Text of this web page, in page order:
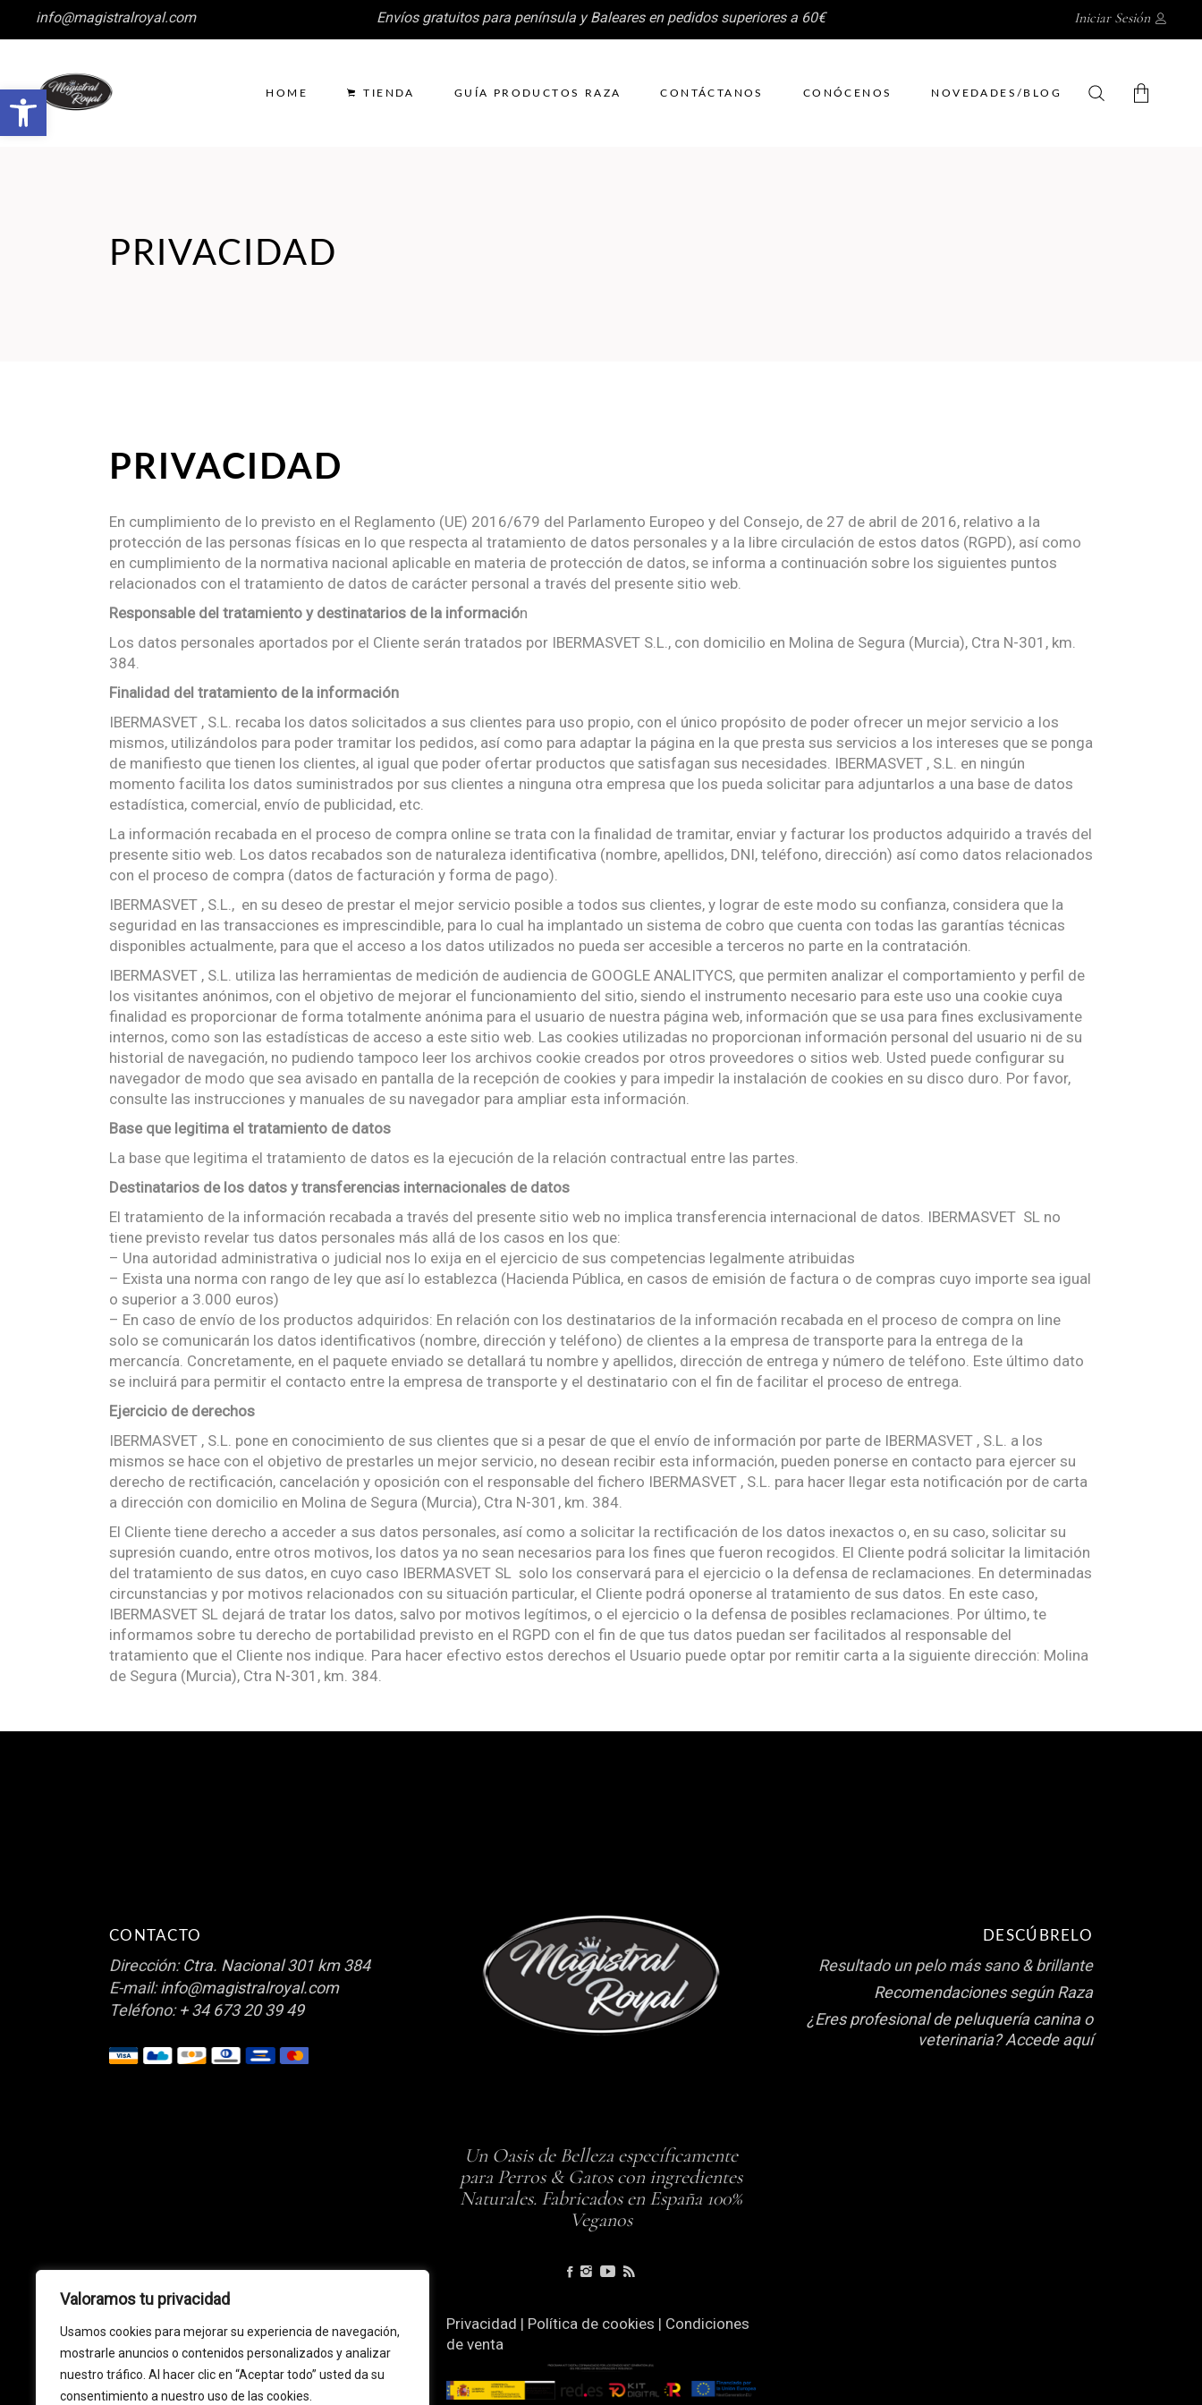
Abrir barra de herramientas
Valoramos tu privacidad
Usamos cookies para mejorar su experiencia de navegación,
mostrarle anuncios o contenidos personalizados y analizar
nuestro tráfico. Al hacer clic en “Aceptar todo” usted da su
consentimiento a nuestro uso de las cookies.
info@magistralroyal.com Envíos gratuitos para península y Baleares en pedidos superiores a 60€ Iniciar Sesión
HOME TIENDA GUÍA PRODUCTOS RAZA CONTÁCTANOS CONÓCENOS NOVEDADES/BLOG
PRIVACIDAD
PRIVACIDAD
En cumplimiento de lo previsto en el Reglamento (UE) 2016/679 del Parlamento Europeo y del Consejo, de 27 de abril de 2016, relativo a la
protección de las personas físicas en lo que respecta al tratamiento de datos personales y a la libre circulación de estos datos (RGPD), así como
en cumplimiento de la normativa nacional aplicable en materia de protección de datos, se informa a continuación sobre los siguientes puntos
relacionados con el tratamiento de datos de carácter personal a través del presente sitio web.
Responsable del tratamiento y destinatarios de la información
Los datos personales aportados por el Cliente serán tratados por IBERMASVET S.L., con domicilio en Molina de Segura (Murcia), Ctra N-301, km.
384.
Finalidad del tratamiento de la información
IBERMASVET , S.L. recaba los datos solicitados a sus clientes para uso propio, con el único propósito de poder ofrecer un mejor servicio a los
mismos, utilizándolos para poder tramitar los pedidos, así como para adaptar la página en la que presta sus servicios a los intereses que se ponga
de manifiesto que tienen los clientes, al igual que poder ofertar productos que satisfagan sus necesidades. IBERMASVET , S.L. en ningún
momento facilita los datos suministrados por sus clientes a ninguna otra empresa que los pueda solicitar para adjuntarlos a una base de datos
estadística, comercial, envío de publicidad, etc.
La información recabada en el proceso de compra online se trata con la finalidad de tramitar, enviar y facturar los productos adquirido a través del
presente sitio web. Los datos recabados son de naturaleza identificativa (nombre, apellidos, DNI, teléfono, dirección) así como datos relacionados
con el proceso de compra (datos de facturación y forma de pago).
IBERMASVET , S.L., en su deseo de prestar el mejor servicio posible a todos sus clientes, y lograr de este modo su confianza, considera que la
seguridad en las transacciones es imprescindible, para lo cual ha implantado un sistema de cobro que cuenta con todas las garantías técnicas
disponibles actualmente, para que el acceso a los datos utilizados no pueda ser accesible a terceros no parte en la contratación.
IBERMASVET , S.L. utiliza las herramientas de medición de audiencia de GOOGLE ANALITYCS, que permiten analizar el comportamiento y perfil de
los visitantes anónimos, con el objetivo de mejorar el funcionamiento del sitio, siendo el instrumento necesario para este uso una cookie cuya
finalidad es proporcionar de forma totalmente anónima para el usuario de nuestra página web, información que se usa para fines exclusivamente
internos, como son las estadísticas de acceso a este sitio web. Las cookies utilizadas no proporcionan información personal del usuario ni de su
historial de navegación, no pudiendo tampoco leer los archivos cookie creados por otros proveedores o sitios web. Usted puede configurar su
navegador de modo que sea avisado en pantalla de la recepción de cookies y para impedir la instalación de cookies en su disco duro. Por favor,
consulte las instrucciones y manuales de su navegador para ampliar esta información.
Base que legitima el tratamiento de datos
La base que legitima el tratamiento de datos es la ejecución de la relación contractual entre las partes.
Destinatarios de los datos y transferencias internacionales de datos
El tratamiento de la información recabada a través del presente sitio web no implica transferencia internacional de datos. IBERMASVET SL no
tiene previsto revelar tus datos personales más allá de los casos en los que:
– Una autoridad administrativa o judicial nos lo exija en el ejercicio de sus competencias legalmente atribuidas
– Exista una norma con rango de ley que así lo establezca (Hacienda Pública, en casos de emisión de factura o de compras cuyo importe sea igual
o superior a 3.000 euros)
– En caso de envío de los productos adquiridos: En relación con los destinatarios de la información recabada en el proceso de compra on line
solo se comunicarán los datos identificativos (nombre, dirección y teléfono) de clientes a la empresa de transporte para la entrega de la
mercancía. Concretamente, en el paquete enviado se detallará tu nombre y apellidos, dirección de entrega y número de teléfono. Este último dato
se incluirá para permitir el contacto entre la empresa de transporte y el destinatario con el fin de facilitar el proceso de entrega.
Ejercicio de derechos
IBERMASVET , S.L. pone en conocimiento de sus clientes que si a pesar de que el envío de información por parte de IBERMASVET , S.L. a los
mismos se hace con el objetivo de prestarles un mejor servicio, no desean recibir esta información, pueden ponerse en contacto para ejercer su
derecho de rectificación, cancelación y oposición con el responsable del fichero IBERMASVET , S.L. para hacer llegar esta notificación por de carta
a dirección con domicilio en Molina de Segura (Murcia), Ctra N-301, km. 384.
El Cliente tiene derecho a acceder a sus datos personales, así como a solicitar la rectificación de los datos inexactos o, en su caso, solicitar su
supresión cuando, entre otros motivos, los datos ya no sean necesarios para los fines que fueron recogidos. El Cliente podrá solicitar la limitación
del tratamiento de sus datos, en cuyo caso IBERMASVET SL solo los conservará para el ejercicio o la defensa de reclamaciones. En determinadas
circunstancias y por motivos relacionados con su situación particular, el Cliente podrá oponerse al tratamiento de sus datos. En este caso,
IBERMASVET SL dejará de tratar los datos, salvo por motivos legítimos, o el ejercicio o la defensa de posibles reclamaciones. Por último, te
informamos sobre tu derecho de portabilidad previsto en el RGPD con el fin de que tus datos puedan ser facilitados al responsable del
tratamiento que el Cliente nos indique. Para hacer efectivo estos derechos el Usuario puede optar por remitir carta a la siguiente dirección: Molina
de Segura (Murcia), Ctra N-301, km. 384.
CONTACTO
Dirección:Ctra. Nacional 301 km 384
E-mail:info@magistralroyal.com
Teléfono:+ 34 673 20 39 49
Un Oasis de Belleza específicamente
para Perros & Gatos con ingredientes
Naturales. Fabricados en España 100%
Veganos
Privacidad | Política de cookies | Condiciones
de venta
DESCÚBRELO
Resultado un pelo más sano & brillante
Recomendaciones según Raza
¿Eres profesional de peluquería canina o
veterinaria? Accede aquí